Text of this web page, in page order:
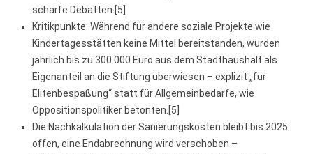
scharfe Debatten.[5]
Kritikpunkte: Während für andere soziale Projekte wie
Kindertagesstätten keine Mittel bereitstanden, wurden
jährlich bis zu 300.000 Euro aus dem Stadthaushalt als
Eigenanteil an die Stiftung überwiesen – explizit „für
Elitenbespaßung“ statt für Allgemeinbedarfe, wie
Oppositionspolitiker betonten.[5]
Die Nachkalkulation der Sanierungskosten bleibt bis 2025
offen, eine Endabrechnung wird verschoben –